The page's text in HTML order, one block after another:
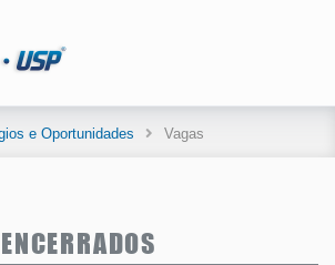
e Oportunidades Vagas